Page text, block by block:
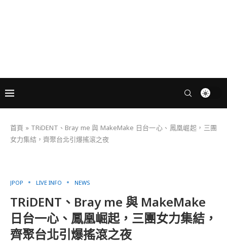
首頁 » TRiDENT、Bray me 與 MakeMake 日台一心、鳳凰崛起，三團
女力集結，齊聚台北引爆搖滾之夜
JPOP LIVE INFO NEWS
TRiDENT、Bray me 與 MakeMake
日台一心、鳳凰崛起，三團女力集結，
齊聚台北引爆搖滾之夜